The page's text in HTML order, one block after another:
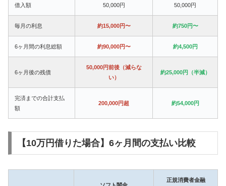
借入額 50,000円 50,000円
毎月の利息 約15,000円〜 約750円〜
6ヶ月間の利息総額 約90,000円〜 約4,500円
6ヶ月後の残債
50,000円前後（減らな
い）
約25,000円（半減）
完済までの合計支払
額
200,000円超 約54,000円
【10万円借りた場合】6ヶ月間の支払い比較
正規消費者金融